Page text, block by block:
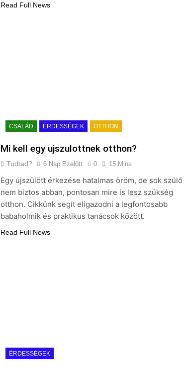
Read Full News
CSALÁD ÉRDESSÉGEK OTTHON
Mi kell egy ujszulottnek otthon?
Tudtad? 6 Nap Ezelőtt 0 15 Mins
Egy újszülött érkezése hatalmas öröm, de sok szülő
nem biztos abban, pontosan mire is lesz szükség
otthon. Cikkünk segít eligazodni a legfontosabb
babaholmik és praktikus tanácsok között.
Read Full News
ÉRDESSÉGEK